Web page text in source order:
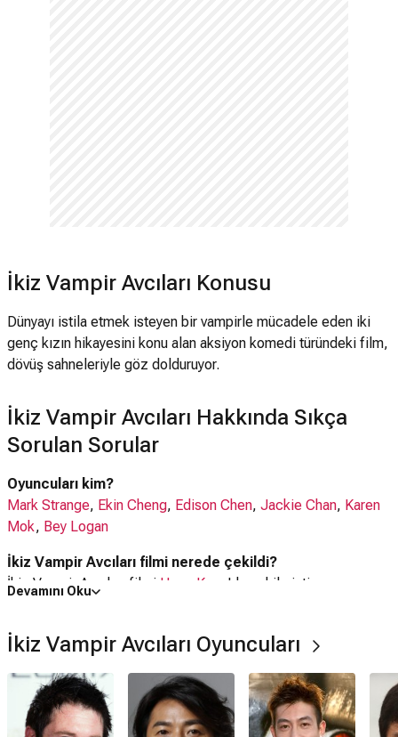
İkiz Vampir Avcıları Konusu
Dünyayı istila etmek isteyen bir vampirle mücadele eden iki
genç kızın hikayesini konu alan aksiyon komedi türündeki film,
dövüş sahneleriyle göz dolduruyor.
İkiz Vampir Avcıları Hakkında Sıkça
Sorulan Sorular
Oyuncuları kim?
Mark Strange, Ekin Cheng, Edison Chen, Jackie Chan, Karen
Mok, Bey Logan
İkiz Vampir Avcıları filmi nerede çekildi?
İkiz Vampir Avcıları filmi Hong Kong 'da çekilmiştir.
1 saat 47 dakika
IMDb puanı kaç?
İkiz Vampir Avcıları filmi hangi tür?
Devamını Oku
İkiz Vampir Avcıları Oyuncuları